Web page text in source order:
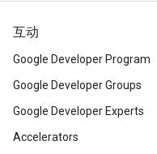
互动
Google Developer Program
Google Developer Groups
Google Developer Experts
Accelerators